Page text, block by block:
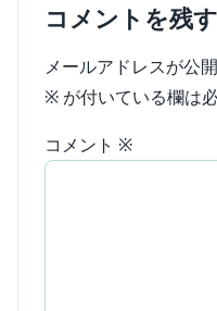
コメントを残す
メールアドレスが公
※ が付いている欄は
コメント ※